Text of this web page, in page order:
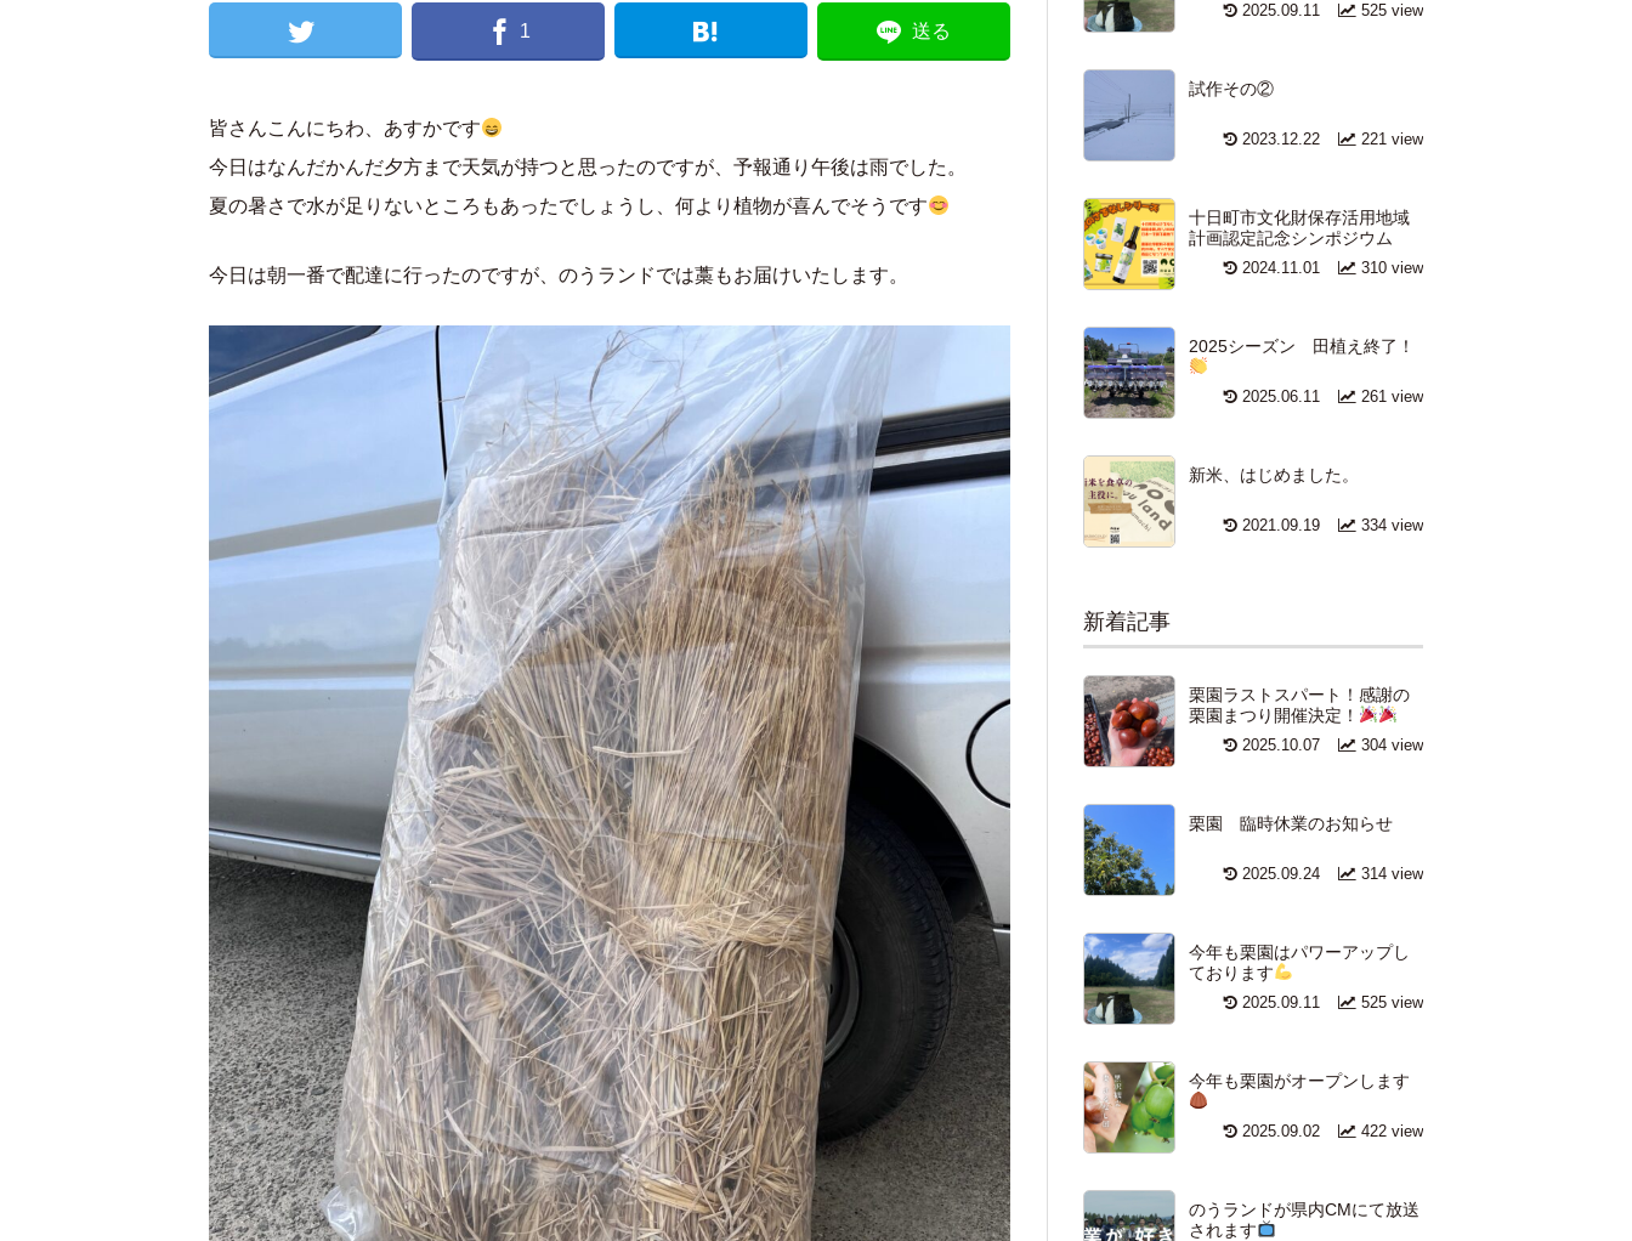
1 送る
皆さんこんにちわ、あすかです
今日はなんだかんだ夕方まで天気が持つと思ったのですが、予報通り午後は雨でした。
夏の暑さで水が足りないところもあったでしょうし、何より植物が喜んでそうです
今日は朝一番で配達に行ったのですが、のうランドでは藁もお届けいたします。
525 view
2025.09.11
試作その②
221 view
2023.12.22
十日町市文化財保存活用地域
計画認定記念シンポジウム
310 view
2024.11.01
2025シーズン 田植え終了！
261 view
2025.06.11
新米、はじめました。
334 view
2021.09.19
新着記事
栗園ラストスパート！感謝の
栗園まつり開催決定！
304 view
2025.10.07
栗園 臨時休業のお知らせ
314 view
2025.09.24
今年も栗園はパワーアップし
ております
525 view
2025.09.11
今年も栗園がオープンします
422 view
2025.09.02
のうランドが県内CMにて放送
されます